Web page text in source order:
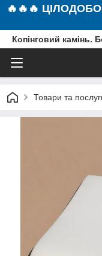
🔥🔥🔥
Копінговий камінь.
Товари та